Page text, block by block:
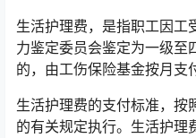
生活护理费，是指职工因工
力鉴定委员会鉴定为一级至
的，由工伤保险基金按月支
生活护理费的支付标准，按
的有关规定执行。生活护理